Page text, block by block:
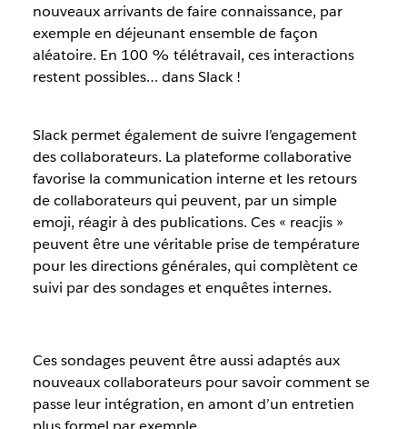
nouveaux arrivants de faire connaissance, par
exemple en déjeunant ensemble de façon
aléatoire. En 100 % télétravail, ces interactions
restent possibles… dans Slack !
Slackpermet également de suivre l’engagement
des collaborateurs. La plateformecollaborative
favorise la communication interneet les retours
de collaborateurs qui peuvent, par un simple
emoji, réagir à des publications. Ces « reacjis »
peuvent être une véritable prise de température
pour les directions générales, qui complètent ce
suivi par des sondages et enquêtes internes.
Ces sondages peuvent être aussi adaptés aux
nouveaux collaborateurs pour savoir comment se
passe leur intégration, en amont d’un entretien